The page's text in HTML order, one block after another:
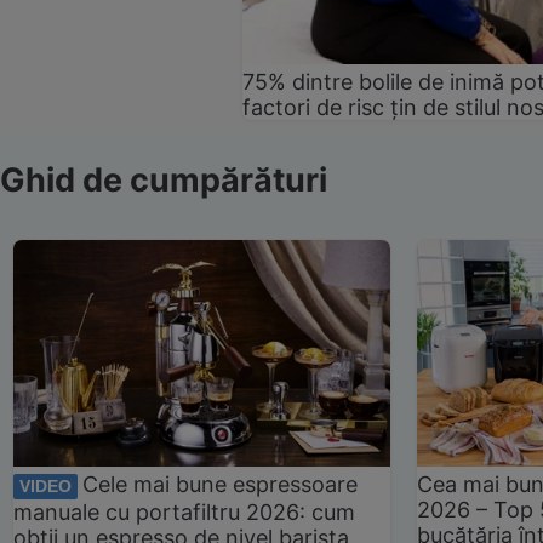
75% dintre bolile de inimă
factori de risc țin de stilul
Ghid de cumpărături
VIDEO
Cele mai bune espressoare
manuale cu portafiltru 2026: cum
obții un espresso de nivel barista
Cea mai
2026 –
bucătăria